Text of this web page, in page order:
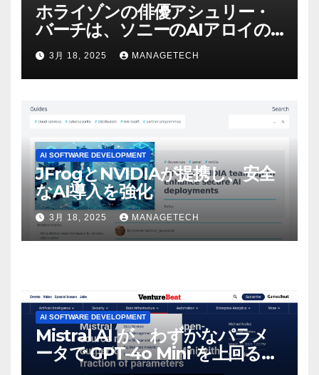
ホライゾンの俳優アシュリー・
バーチは、ソニーのAIアロイの
ビデオを見て「ゲームパフォー
マンスという芸術形式に不安を
感じた」と語る – IGN
3月 18, 2025 MANAGETECH
AI SOFTWARE DEVELOPMENT
JFrogとNVIDIAが提携し、安全
なAI導入を強化
3月 18, 2025 MANAGETECH
AI SOFTWARE DEVELOPMENT
Mistral AI が、わずかなパラメ
ータで GPT-4o Mini を上回る新
しいオープンソース モデルをリ